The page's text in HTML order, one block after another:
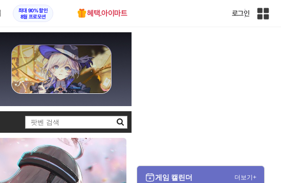
최대 90% 할인
8월 프로모션
혜택.아이마트 로그인
인
검
색
게임 캘린더 더보기+